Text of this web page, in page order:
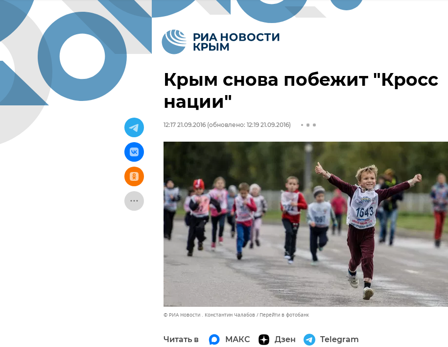
Крым снова побежит "Кросс
нации"
12:17 21.09.2016 (обновлено: 12:19 21.09.2016)
© РИА Новости . Константин Чалабов Перейти в фотобанк
Читать в МАКС Дзен Telegram